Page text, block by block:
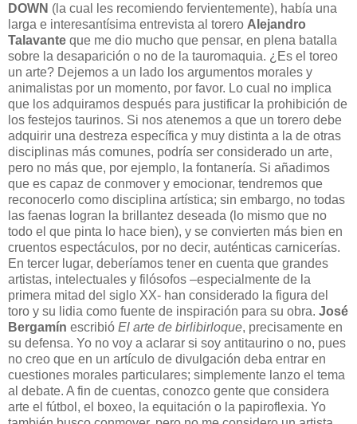
DOWN (la cual les recomiendo fervientemente), había una
larga e interesantísima entrevista al torero Alejandro
Talavante que me dio mucho que pensar, en plena batalla
sobre la desaparición o no de la tauromaquia. ¿Es el toreo
un arte? Dejemos a un lado los argumentos morales y
animalistas por un momento, por favor. Lo cual no implica
que los adquiramos después para justificar la prohibición de
los festejos taurinos. Si nos atenemos a que un torero debe
adquirir una destreza específica y muy distinta a la de otras
disciplinas más comunes, podría ser considerado un arte,
pero no más que, por ejemplo, la fontanería. Si añadimos
que es capaz de conmover y emocionar, tendremos que
reconocerlo como disciplina artística; sin embargo, no todas
las faenas logran la brillantez deseada (lo mismo que no
todo el que pinta lo hace bien), y se convierten más bien en
cruentos espectáculos, por no decir, auténticas carnicerías.
En tercer lugar, deberíamos tener en cuenta que grandes
artistas, intelectuales y filósofos –especialmente de la
primera mitad del siglo XX- han considerado la figura del
toro y su lidia como fuente de inspiración para su obra. José
Bergamín escribió El arte de birlibirloque, precisamente en
su defensa. Yo no voy a aclarar si soy antitaurino o no, pues
no creo que en un artículo de divulgación deba entrar en
cuestiones morales particulares; simplemente lanzo el tema
al debate. A fin de cuentas, conozco gente que considera
arte el fútbol, el boxeo, la equitación o la papiroflexia. Yo